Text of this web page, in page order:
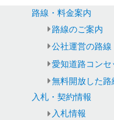
路線・料金案内
路線のご案内
公社運営の路線
愛知道路コン
無料開放した路
入札・契約情報
入札情報